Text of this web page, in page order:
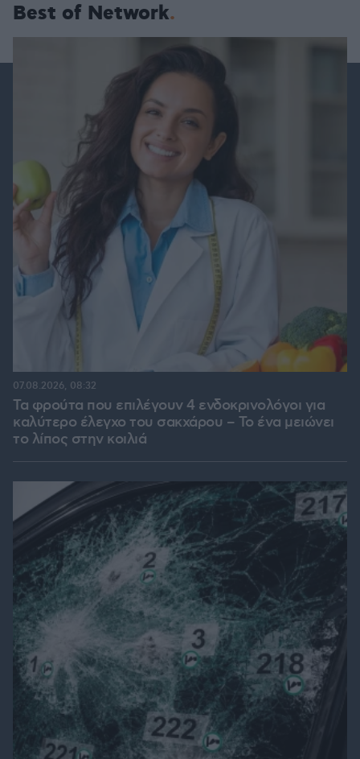
Best of Network
Τα φρούτα που επιλέγουν 4 ενδοκρινολόγοι για
καλύτερο έλεγχο του σακχάρου – Το ένα μειώνει
το λίπος στην κοιλιά
07.08.2026, 08:32